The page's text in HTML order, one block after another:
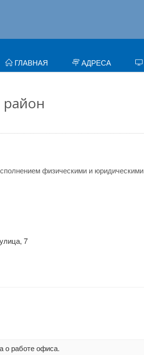
ГЛАВНАЯ АДРЕСА
физическими и юридическими
7
о работе офиса.